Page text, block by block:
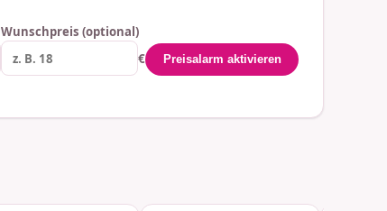
Wunschpreis (optional)
€
Preisalarm aktivieren